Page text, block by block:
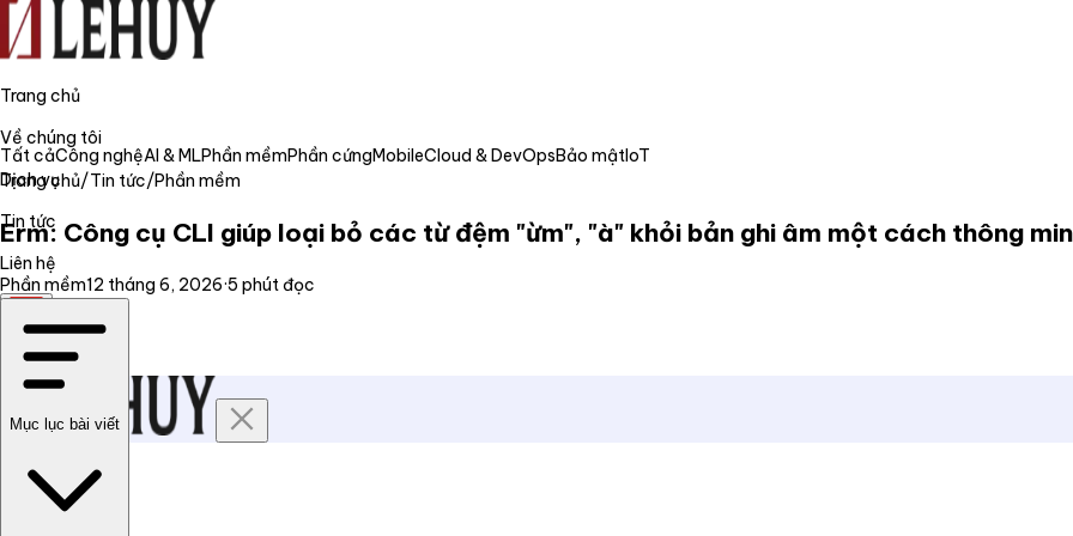
Trang chủ
Về chúng tôi
Dịch vụ
Tin tức
Liên hệ
Trang chủ
Về chúng tôi
Tất cảCông nghệAI & MLPhần mềmPhần cứngMobileCloud & DevOpsBảo mậtIoT
Trang chủ/Tin tức/Phần mềm
Erm: Công cụ CLI giúp loại bỏ các từ đệm "ừm", "à" khỏi bản ghi âm một cách thông
Phần mềm12 tháng 6, 2026·5 phút đọc
Mục lục bài viết